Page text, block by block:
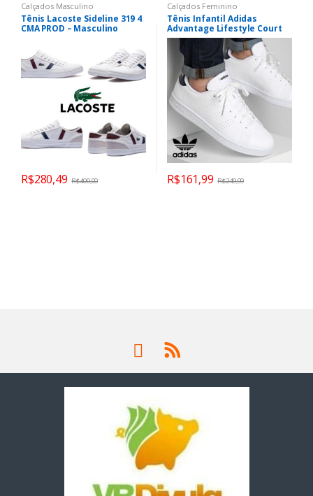
Calçados Masculino
Tênis Lacoste Sideline 319 4
CMA PROD – Masculino
R$280,49 R$400,00
Calçados Feminino
Tênis Infantil Adidas
Advantage Lifestyle Court
R$161,99 R$249,99